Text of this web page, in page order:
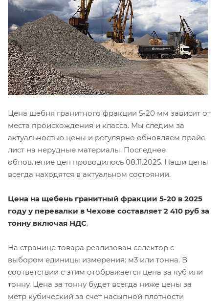
Цена щебня гранитного фракции 5-20 мм зависит от
места происхождения и класса. Мы следим за
актуальностью цены и регулярно обновляем прайс-
лист на нерудные материалы. Последнее
обновление цен проводилось 08.11.2025. Наши цены
всегда находятся в актуальном состоянии.
Цена на щебень гранитный фракции 5-20 в 2025
году у перевалки в Чехове составляет 2 410 руб за
тонну включая НДС.
На странице товара реализован селектор с
выбором единицы измерения: м3 или тонна. В
соответствии с этим отображается цена за куб или
тонну. Цена за тонну будет всегда ниже цены за
метр кубический за счет насыпной плотности